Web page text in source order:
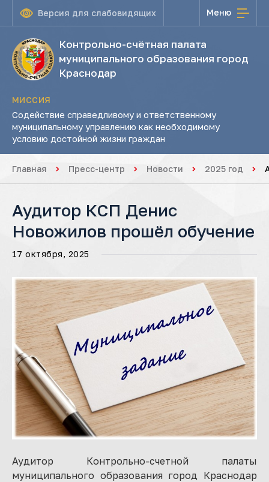
Версия для слабовидящих Меню
Контрольно-счётная палата
муниципального образования город
Краснодар
МИССИЯ
Содействие справедливому и ответственному
муниципальному управлению как необходимому
условию достойной жизни граждан
Главная Пресс-центр Новости 2025 год
Аудитор КСП Денис
Новожилов прошёл обучение
17 октября, 2025
Аудитор Контрольно-счетной палаты
муниципального образования город Краснодар